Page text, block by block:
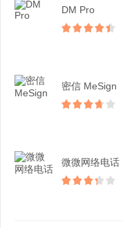
DM Pro
密信 MeSign
微微网络电话